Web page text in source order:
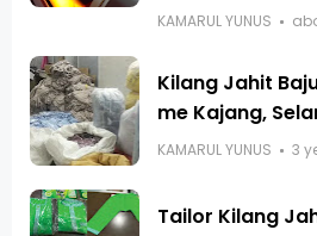
KAMARUL YUNUS
Kilang Jahit
me Kajang,
KAMARUL YUNUS 3
Tailor Kilang